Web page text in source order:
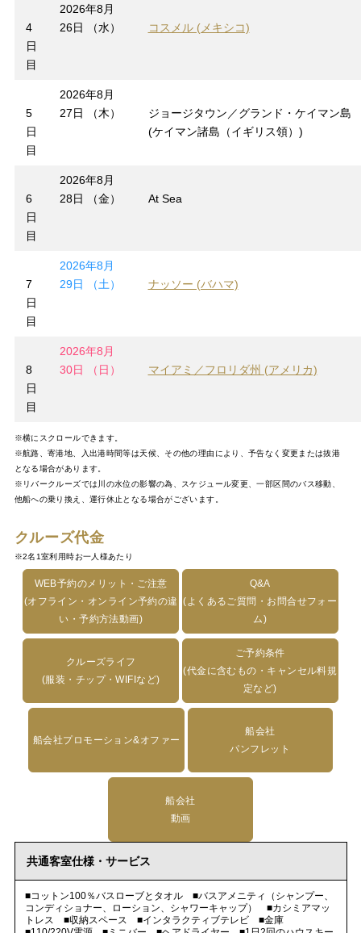
4
日
目
2026年8月
26日 （水）
コスメル (メキシコ)
5
日
目
2026年8月
27日 （木）
ジョージタウン／グランド・ケイマン島
(ケイマン諸島（イギリス領）)
6
日
目
2026年8月
28日 （金）
At Sea
7
日
目
2026年8月
29日 （土）
ナッソー (バハマ)
8
日
目
2026年8月
30日 （日）
マイアミ／フロリダ州 (アメリカ)
※横にスクロールできます。
※航路、寄港地、入出港時間等は天候、その他の理由により、予告なく変更または抜港
となる場合があります。
※リバークルーズでは川の水位の影響の為、スケジュール変更、一部区間のバス移動、
他船への乗り換え、運行休止となる場合がございます。
クルーズ代金
※2名1室利用時お一人様あたり
WEB予約のメリット・ご注意
(オフライン・オンライン予約の違
い・予約方法動画)
Q&A
(よくあるご質問・お問合せフォー
ム)
クルーズライフ
(服装・チップ・WIFIなど)
ご予約条件
(代金に含むもの・キャンセル料規
定など)
船会社プロモーション&オファー
船会社
パンフレット
船会社
動画
共通客室仕様・サービス
■コットン100％バスローブとタオル ■バスアメニティ（シャンプー、
コンディショナー、ローション、シャワーキャップ） ■カシミアマッ
トレス ■収納スペース ■インタラクティブテレビ ■金庫